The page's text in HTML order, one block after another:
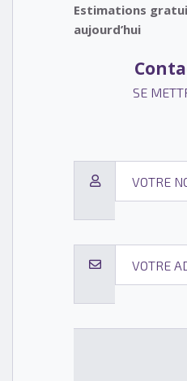
Estimations
aujourd’hui
SE